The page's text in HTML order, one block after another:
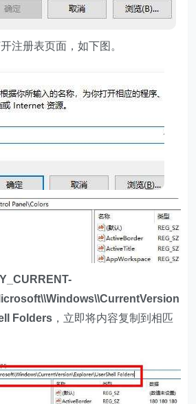
开注册表页面，如下图。
Folders ，立即将内容复制到相匹